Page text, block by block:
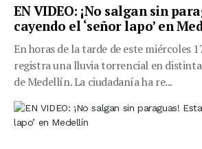
EN VIDEO: ¡No salgan sin
cayendo el ‘señor lapo’ en
En horas de la tarde de este miércoles
registra una lluvia torrencial en
de Medellín. La ciudadanía ha re...